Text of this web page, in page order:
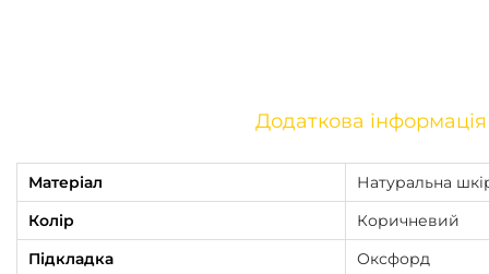
Додаткова інформація
Матеріал
Натуральна
Колір
Коричневий
Підкладка
Оксфорд